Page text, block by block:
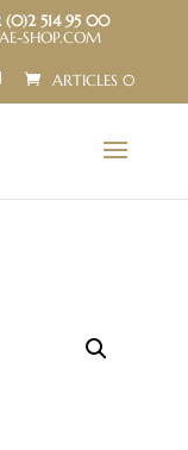
(0)2 514 95 00
SHOP.COM
ARTICLES 0